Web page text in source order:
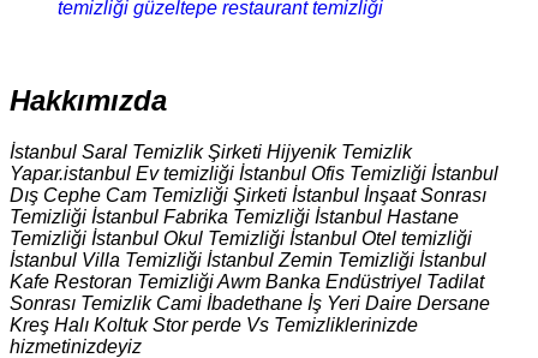
temizliği güzeltepe restaurant temizliği
Hakkımızda
İstanbul Saral Temizlik Şirketi Hijyenik Temizlik
Yapar.istanbul Ev temizliği İstanbul Ofis Temizliği İstanbul
Dış Cephe Cam Temizliği Şirketi İstanbul İnşaat Sonrası
Temizliği İstanbul Fabrika Temizliği İstanbul Hastane
Temizliği İstanbul Okul Temizliği İstanbul Otel temizliği
İstanbul Villa Temizliği İstanbul Zemin Temizliği İstanbul
Kafe Restoran Temizliği Awm Banka Endüstriyel Tadilat
Sonrası Temizlik Cami İbadethane İş Yeri Daire Dersane
Kreş Halı Koltuk Stor perde Vs Temizliklerinizde
hizmetinizdeyiz